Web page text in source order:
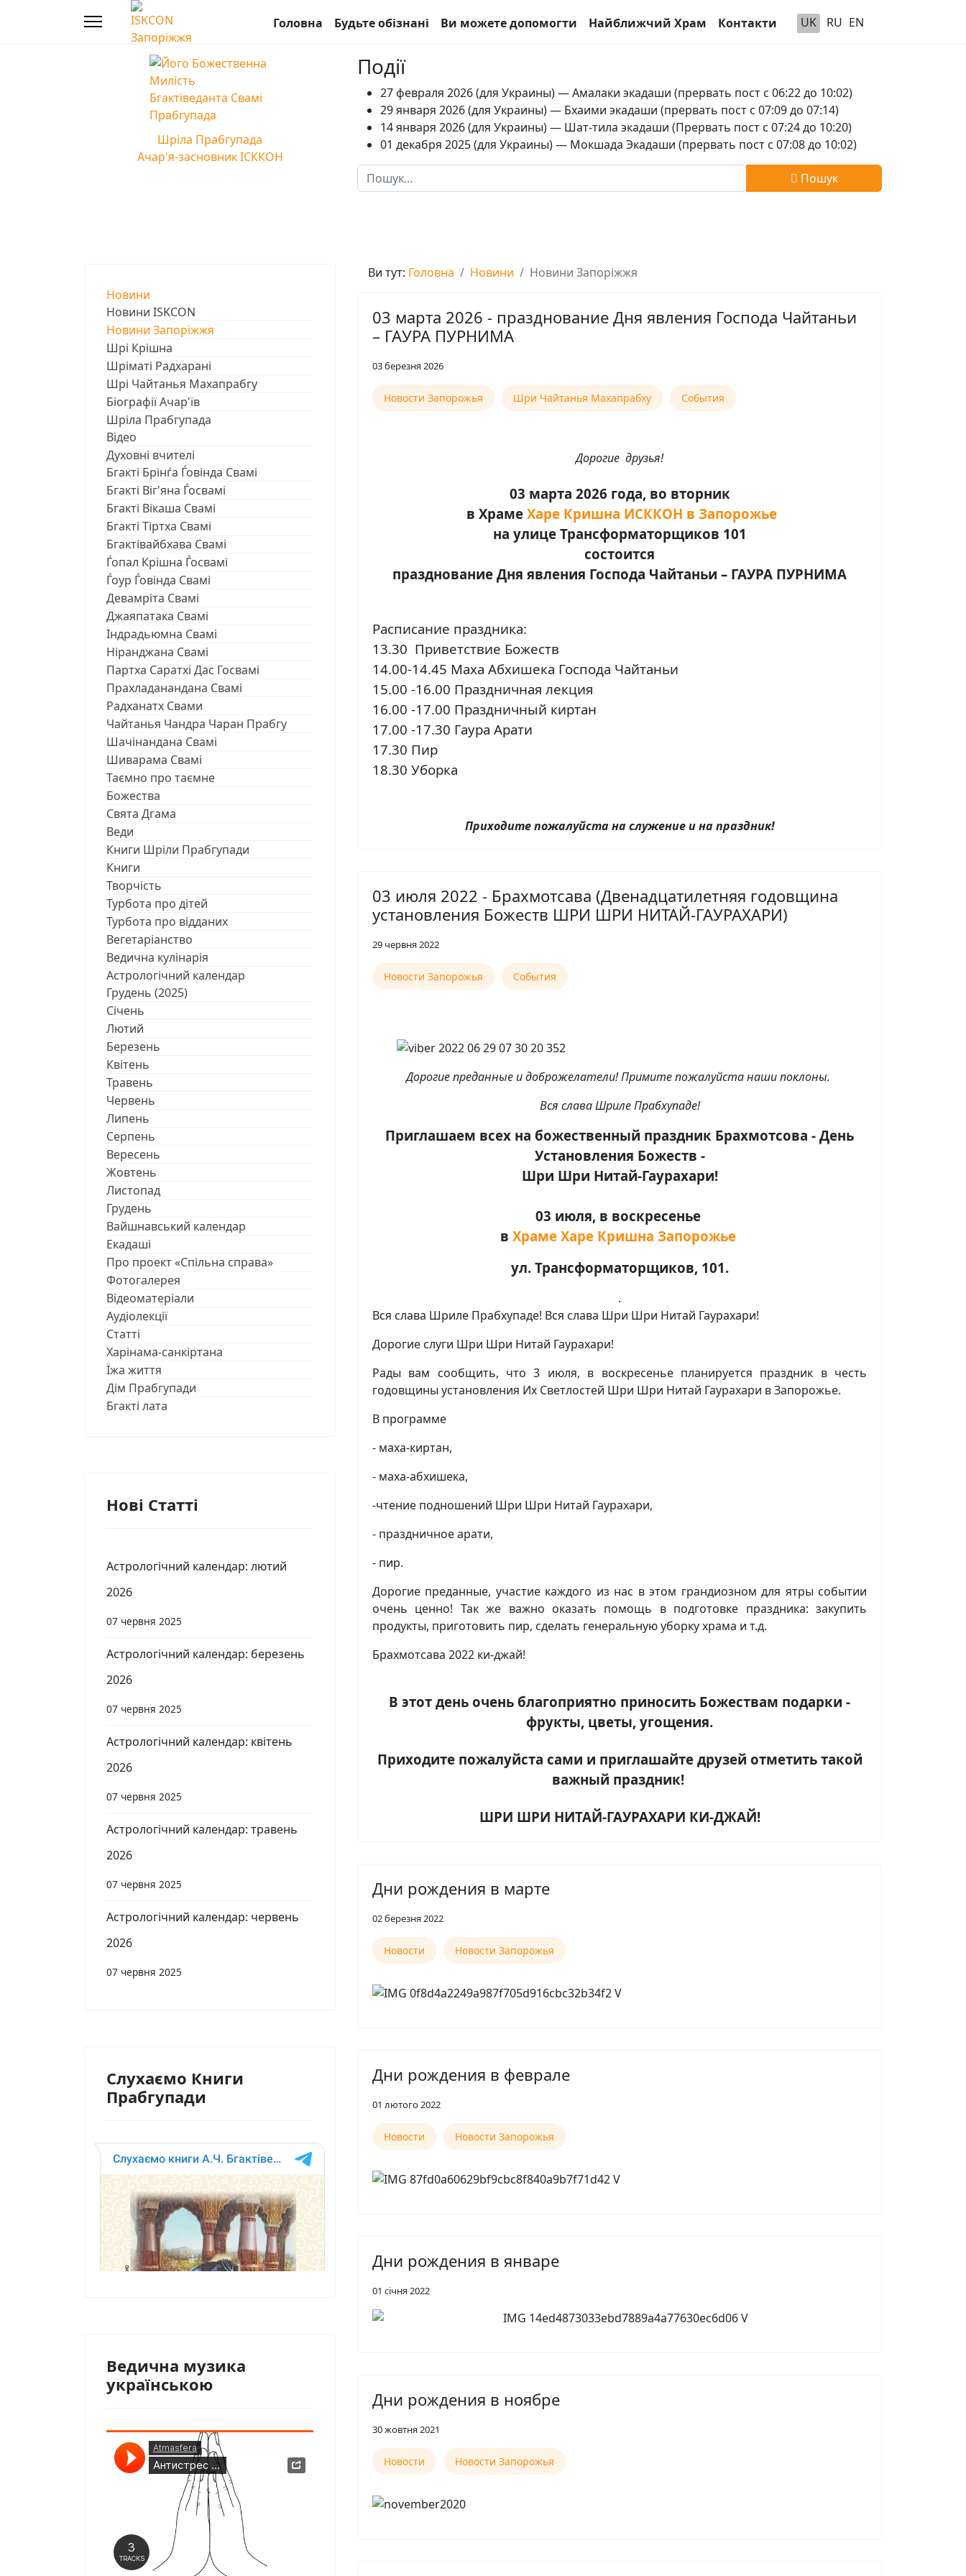
Головна Будьте обізнані Ви можете допомогти Найближчий Храм Контакти UK RU EN
Шріла Прабгупада
Ачар'я-засновник ІСККОН
Події
27 февраля 2026 (для Украины) — Амалаки экадаши (прервать пост с 06:22 до 10:02)
29 января 2026 (для Украины) — Бхаими экадаши (прервать пост с 07:09 до 07:14)
14 января 2026 (для Украины) — Шат-тила экадаши (Прервать пост с 07:24 до 10:20)
01 декабря 2025 (для Украины) — Мокшада Экадаши (прервать пост с 07:08 до 10:02)
Пошук
Пошук
Новини
Новини ISKCON
Новини Запоріжжя
Шрі Крішна
Шріматі Радхарані
Шрі Чайтанья Махапрабгу
Біографії Ачар'їв
Шріла Прабгупада
Відео
Духовні вчителі
Бгакті Брінѓа Ѓовінда Свамі
Бгакті Віг'яна Ѓосвамі
Бгакті Вікаша Свамі
Бгакті Тіртха Свамі
Бгактівайбхава Свамі
Ѓопал Крішна Ѓосвамі
Ѓоур Ѓовінда Свамі
Девамріта Свамі
Джаяпатака Свамі
Індрадьюмна Свамі
Ніранджана Свамі
Партха Саратхі Дас Госвамі
Прахладанандана Свамі
Радханатх Свами
Чайтанья Чандра Чаран Прабгу
Шачінандана Свамі
Шиварама Свамі
Таємно про таємне
Божества
Свята Дгама
Веди
Книги Шріли Прабгупади
Книги
Творчість
Турбота про дітей
Турбота про відданих
Вегетаріанство
Ведична кулінарія
Астрологічний календар
Грудень (2025)
Січень
Лютий
Березень
Квітень
Травень
Червень
Липень
Серпень
Вересень
Жовтень
Листопад
Грудень
Вайшнавський календар
Екадаші
Про проект «Спільна справа»
Фотогалерея
Відеоматеріали
Аудіолекції
Статті
Харінама-санкіртана
Їжа життя
Дім Прабгупади
Бгакті лата
Нові Статті
Астрологічний календар: лютий
2026
07 червня 2025
Астрологічний календар: березень
2026
07 червня 2025
Астрологічний календар: квітень
2026
07 червня 2025
Астрологічний календар: травень
2026
07 червня 2025
Астрологічний календар: червень
2026
07 червня 2025
Слухаємо Книги
Прабгупади
Ведична музика
українською
Ви тут: Головна Новини Новини Запоріжжя
03 марта 2026 - празднование Дня явления Господа Чайтаньи
– ГАУРА ПУРНИМА
03 березня 2026
Новости Запорожья Шри Чайтанья Махапрабху События
Дорогие друзья!
03 марта 2026 года, во вторник
в Храме Харе Кришна ИСККОН в Запорожье
на улице Трансформаторщиков 101
состоится
празднование Дня явления Господа Чайтаньи – ГАУРА ПУРНИМА
Расписание праздника:
13.30 Приветствие Божеств
14.00-14.45 Маха Абхишека Господа Чайтаньи
15.00 -16.00 Праздничная лекция
16.00 -17.00 Праздничный киртан
17.00 -17.30 Гаура Арати
17.30 Пир
18.30 Уборка
Приходите пожалуйста на служение и на праздник!
03 июля 2022 - Брахмотсава (Двенадцатилетняя годовщина
установления Божеств ШРИ ШРИ НИТАЙ-ГАУРАХАРИ)
29 червня 2022
Новости Запорожья События
Дорогие преданные и доброжелатели! Примите пожалуйста наши поклоны.
Вся слава Шриле Прабхупаде!
Приглашаем всех на божественный праздник Брахмотсова - День
Установления Божеств -
Шри Шри Нитай-Гаурахари!
03 июля, в воскресенье
в Храме Харе Кришна Запорожье
ул. Трансформаторщиков, 101.
.
Вся слава Шриле Прабхупаде! Вся слава Шри Шри Нитай Гаурахари!
Дорогие слуги Шри Шри Нитай Гаурахари!
Рады вам сообщить, что 3 июля, в воскресенье планируется праздник в честь
годовщины установления Их Светлостей Шри Шри Нитай Гаурахари в Запорожье.
В программе
- маха-киртан,
- маха-абхишека,
-чтение подношений Шри Шри Нитай Гаурахари,
- праздничное арати,
- пир.
Дорогие преданные, участие каждого из нас в этом грандиозном для ятры событии
очень ценно! Так же важно оказать помощь в подготовке праздника: закупить
продукты, приготовить пир, сделать генеральную уборку храма и т.д.
Брахмотсава 2022 ки-джай!
В этот день очень благоприятно приносить Божествам подарки -
фрукты, цветы, угощения.
Приходите пожалуйста сами и приглашайте друзей отметить такой
важный праздник!
ШРИ ШРИ НИТАЙ-ГАУРАХАРИ КИ-ДЖАЙ!
Дни рождения в марте
02 березня 2022
Новости Новости Запорожья
Дни рождения в феврале
01 лютого 2022
Новости Новости Запорожья
Дни рождения в январе
01 січня 2022
Дни рождения в ноябре
30 жовтня 2021
Новости Новости Запорожья